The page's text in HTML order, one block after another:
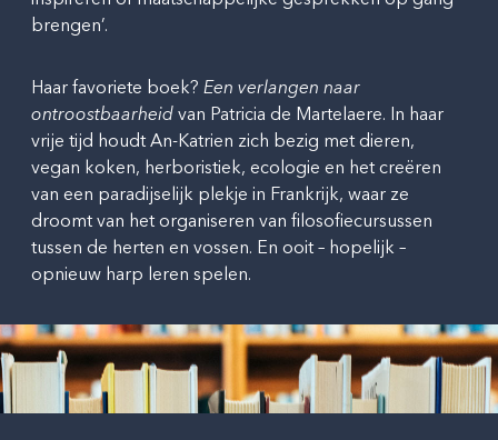
brengen’.
Haar favoriete boek? Een verlangen naar
ontroostbaarheid van Patricia de Martelaere. In haar
vrije tijd houdt An-Katrien zich bezig met dieren,
vegan koken, herboristiek, ecologie en het creëren
van een paradijselijk plekje in Frankrijk, waar ze
droomt van het organiseren van filosofiecursussen
tussen de herten en vossen. En ooit – hopelijk –
opnieuw harp leren spelen.